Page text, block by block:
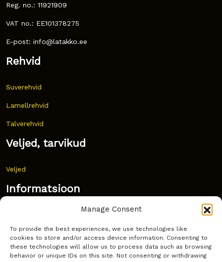
Manage Consent
To provide the best experiences, we use technologies like
cookies to store and/or access device information. Consenting to
these technologies will allow us to process data such as browsing
behavior or unique IDs on this site. Not consenting or withdrawing
Reg. no.: 11921909
VAT no.: EE101378275
E-post: info@latakko.ee
Rehvid
Suverehvid
Lamellrehvid
Talverehvid
Veljed, tarvikud
Veljed
Informatsioon
Korduma kippuvad küsimused
Kust osta?